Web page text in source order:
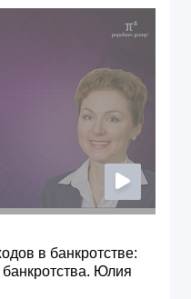
в банкротстве:
Юлия